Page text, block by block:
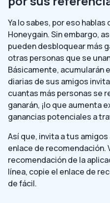
Ya lo sabes, por eso
Honeygain. Sin embargo,
pueden desbloquear más
otras personas que se
Básicamente, acumularán
diarias de sus amigos
cuantas más personas se
ganarán, ¡lo que aumenta
ganancias potenciales a
Así que, invita a tus
enlace de recomendación.
recomendación de la
línea, copie el enlace de
de fácil.